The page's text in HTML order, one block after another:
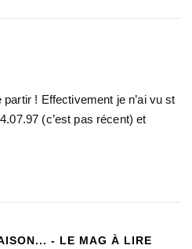
! Effectivement je n’ai vu st
(c’est pas récent) et
- LE MAG À LIRE